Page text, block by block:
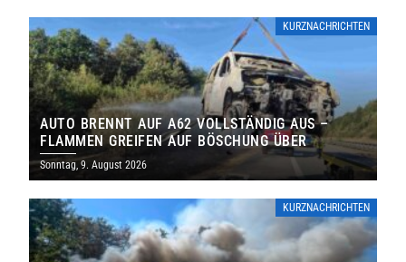
KURZNACHRICHTEN
AUTO BRENNT AUF A62 VOLLSTÄNDIG AUS –
FLAMMEN GREIFEN AUF BÖSCHUNG ÜBER
Sonntag, 9. August 2026
KURZNACHRICHTEN